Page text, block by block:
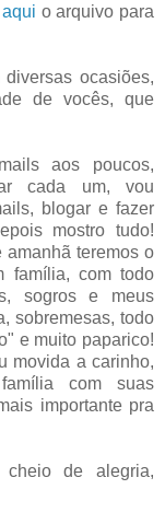
o arquivo para
ocasiões,
de vocês, que
aos poucos,
cada um, vou
blogar e fazer
mostro tudo!
amanhã teremos o
família, com todo
sogros e meus
sobremesas, todo
e muito paparico!
movida a carinho,
com suas
importante pra
de alegria,